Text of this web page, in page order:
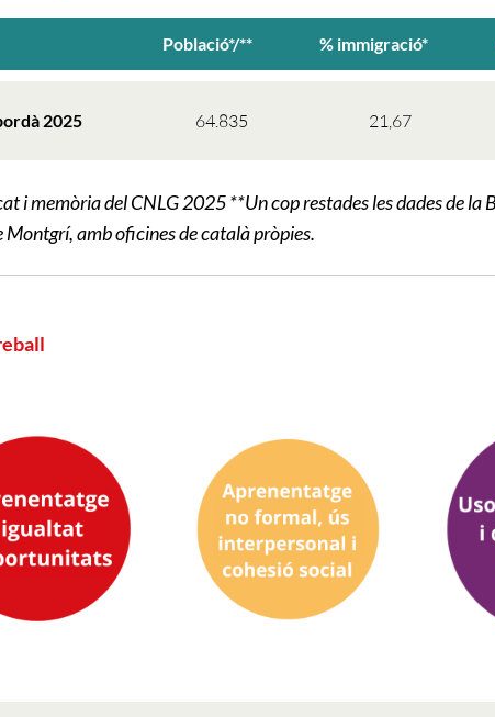
Població*/** % immigració*
2025 64.835 21,67
i memòria del CNLG 2025**Un cop restades les dades de la
Montgrí, amb oficines de català pròpies.